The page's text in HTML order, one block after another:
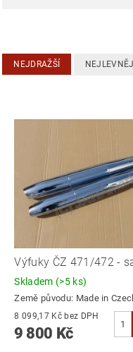
NEJDRAŽŠÍ
Výfuky ČZ 471/472 -
Skladem (>5 ks)
Země původu: Made in
8 099,17 Kč bez DPH
9 800 Kč